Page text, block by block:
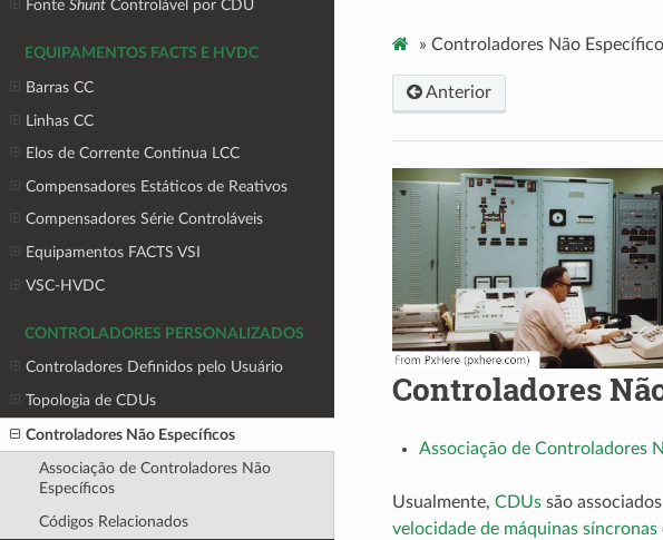
FonteShunt Controlável por CDU
EQUIPAMENTOS FACTS E HVDC
Barras CC
Linhas CC
Elos de Corrente Contínua LCC
Compensadores Estáticos de Reativos
Compensadores Série Controláveis
Equipamentos FACTS VSI
VSC-HVDC
CONTROLADORES PERSONALIZADOS
Controladores Definidos pelo Usuário
Topologia de CDUs
Controladores Não Específicos
Associação de Controladores Não
Específicos
Códigos Relacionados
» Controladores Não
Anterior
Controladores
Associação de Controladores
Usualmente, CDUssão
velocidade de máquinas síncronas